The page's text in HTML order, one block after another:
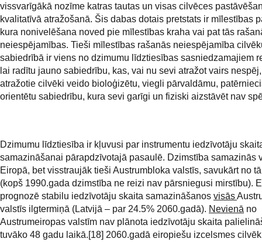
vissvarīgākā nozīme katras tautas un visas cilvēces
kvalitatīvā atražošanā. Šis dabas dotais pretstats ir mīlestības
kura nonivelēšana noved pie mīlestības kraha vai pat tās
neiespējamības. Tieši mīlestības rašanās neiespējamība
sabiedrībā ir viens no dzimumu līdztiesības sasniedzamajiem
lai radītu jauno sabiedrību, kas, vai nu sevi atražot vairs
atražotie cilvēki veido bioloģizētu, viegli pārvaldāmu,
orientētu sabiedrību, kura sevi garīgi un fiziski aizstāvēt nav
Dzimumu līdztiesība ir kļuvusi par instrumentu iedzīvotāju
samazināšanai pārapdzīvotajā pasaulē. Dzimstība samazinās
Eiropā, bet visstraujāk tieši Austrumbloka valstīs, savukārt no
(kopš 1990.gada dzimstība ne reizi nav pārsniegusi mirstību).
prognozē stabilu iedzīvotāju skaita samazināšanos visās
valstīs ilgtermiņā (Latvijā – par 24.5% 2060.gadā). Nevienā no
Austrumeiropas valstīm nav plānota iedzīvotāju skaita
tuvāko 48 gadu laikā.[18] 2060.gadā eiropiešu izcelsmes